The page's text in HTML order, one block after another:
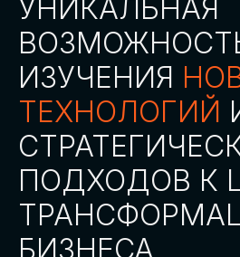
АККРЕДИТАЦИЯ
СМИ
СКАЧАТЬ ПРОГРАММУ
СТАТЬ СПИКЕРОМ
СТАТЬ УЧАСТНИКОМ